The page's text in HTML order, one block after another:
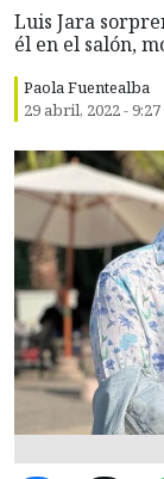
Luis Jara
él en el salón,
Paola Fuentealba
29 abril, 2022 -